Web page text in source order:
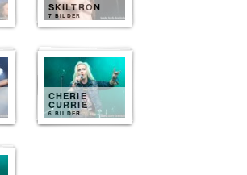
SKILTRON
7 BILDER
CHERIE
CURRIE
6 BILDER